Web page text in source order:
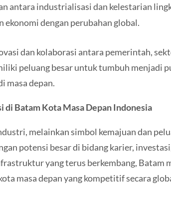
antara industrialisasi dan kelestarian
ekonomi dengan perubahan global.
dan kolaborasi antara pemerintah,
peluang besar untuk tumbuh menjadi
masa depan.
di Batam Kota Masa Depan Indonesia
melainkan simbol kemajuan dan
potensi besar di bidang karier,
yang terus berkembang, Batam
masa depan yang kompetitif secara